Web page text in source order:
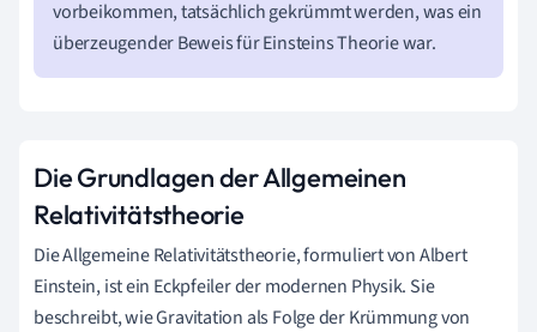
vorbeikommen, tatsächlich gekrümmt werden, was ein
überzeugender Beweis für Einsteins Theorie war.
Die Grundlagen der Allgemeinen
Relativitätstheorie
Die Allgemeine Relativitätstheorie, formuliert von Albert
Einstein, ist ein Eckpfeiler der modernen Physik. Sie
beschreibt, wie Gravitation als Folge der Krümmung von